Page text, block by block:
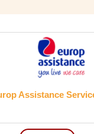
HUK-